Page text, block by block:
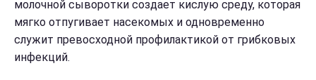
молочной сыворотки создает кислую среду, которая
мягко отпугивает насекомых и одновременно
служит превосходной профилактикой от грибковых
инфекций.